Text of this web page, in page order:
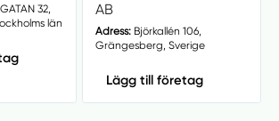
32,
län
AB
Adress:Björkallén 106,
Grängesberg, Sverige
Lägg till företag